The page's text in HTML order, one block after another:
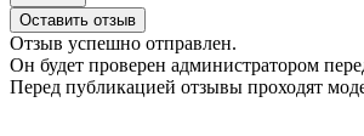
Оставить отзыв
Отзыв успешно отправлен.
Он будет проверен администратором
Перед публикацией отзывы проходят